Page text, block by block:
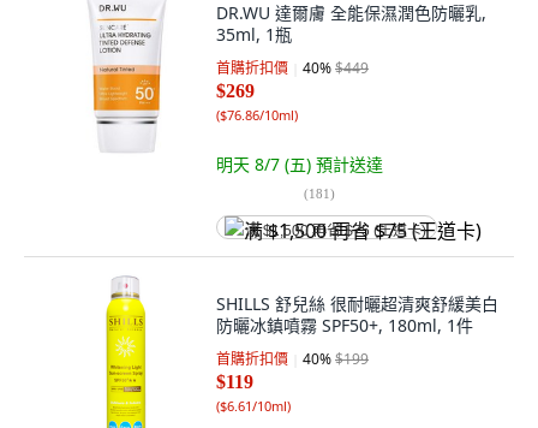
DR.WU 達爾膚 全能保濕潤色防曬乳,
35ml, 1瓶
首購折扣價 40%$449
$269
($76.86/10ml)
明天 8/7 (五) 預計送達
(181)
满 $1,500 再省 $75 (王道卡)
SHILLS 舒兒絲 很耐曬超清爽舒緩美白
防曬冰鎮噴霧 SPF50+, 180ml, 1件
首購折扣價 40%$199
$119
($6.61/10ml)